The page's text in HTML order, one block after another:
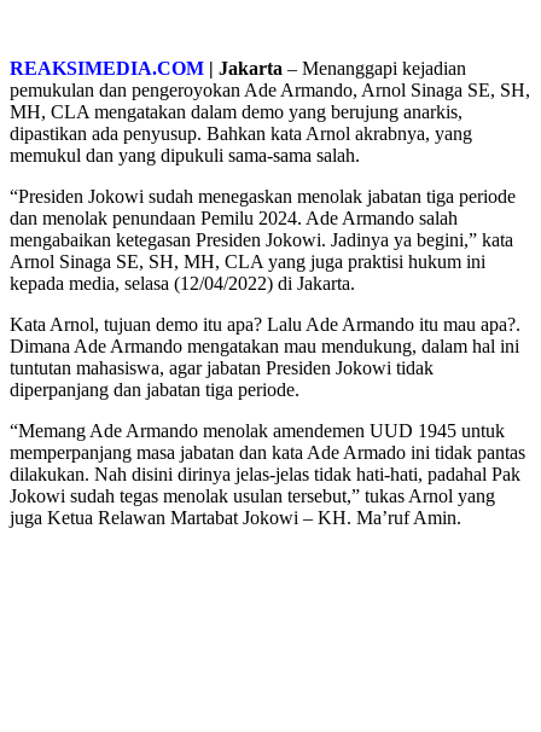
REAKSIMEDIA.COM | Jakarta – Menanggapi kejadian
pemukulan dan pengeroyokan Ade Armando, Arnol Sinaga SE, SH,
MH, CLA mengatakan dalam demo yang berujung anarkis,
dipastikan ada penyusup. Bahkan kata Arnol akrabnya, yang
memukul dan yang dipukuli sama-sama salah.
“Presiden Jokowi sudah menegaskan menolak jabatan tiga periode
dan menolak penundaan Pemilu 2024. Ade Armando salah
mengabaikan ketegasan Presiden Jokowi. Jadinya ya begini,” kata
Arnol Sinaga SE, SH, MH, CLA yang juga praktisi hukum ini
kepada media, selasa (12/04/2022) di Jakarta.
Kata Arnol, tujuan demo itu apa? Lalu Ade Armando itu mau apa?.
Dimana Ade Armando mengatakan mau mendukung, dalam hal ini
tuntutan mahasiswa, agar jabatan Presiden Jokowi tidak
diperpanjang dan jabatan tiga periode.
“Memang Ade Armando menolak amendemen UUD 1945 untuk
memperpanjang masa jabatan dan kata Ade Armado ini tidak pantas
dilakukan. Nah disini dirinya jelas-jelas tidak hati-hati, padahal Pak
Jokowi sudah tegas menolak usulan tersebut,” tukas Arnol yang
juga Ketua Relawan Martabat Jokowi – KH. Ma’ruf Amin.